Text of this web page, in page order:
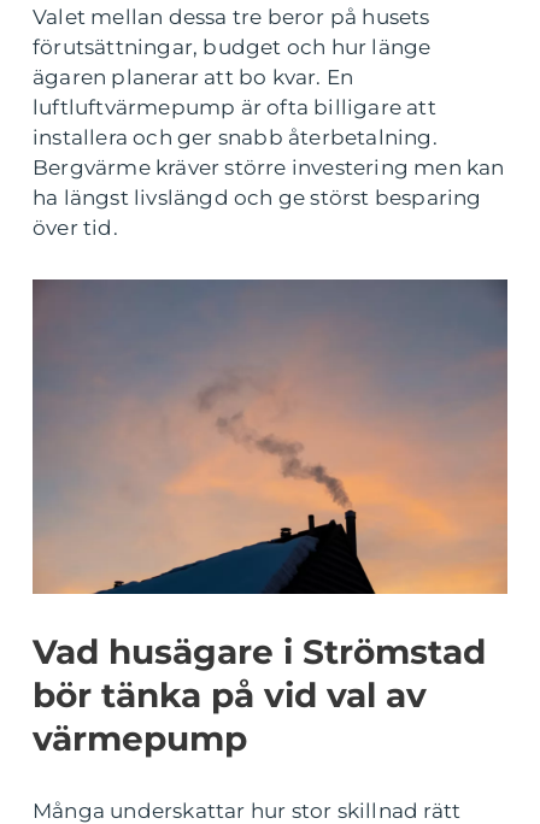
Valet mellan dessa tre beror på husets
förutsättningar, budget och hur länge
ägaren planerar att bo kvar. En
luftluftvärmepump är ofta billigare att
installera och ger snabb återbetalning.
Bergvärme kräver större investering men kan
ha längst livslängd och ge störst besparing
över tid.
Vad husägare i Strömstad
bör tänka på vid val av
värmepump
Många underskattar hur stor skillnad rätt